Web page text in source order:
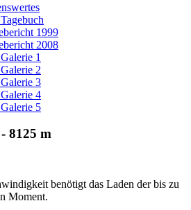
1999
2008
1
2
3
4
5
8125 m
benötigt das Laden der bis zu
Moment.